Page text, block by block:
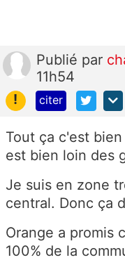
Publié par
11h54
!
citer
Tout ça c'est
est bien loin des
Je suis en zone
central. Donc ça
Orange a promis
100% de la